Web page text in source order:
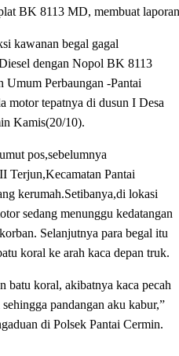
BK 8113 MD, membuat
kawanan begal gagal
dengan Nopol BK 8113
Umum Perbaungan -Pantai
motor tepatnya di dusun I Desa
Kamis(20/10).
pos,sebelumnya
Terjun,Kecamatan Pantai
kerumah.Setibanya,di lokasi
sedang menunggu kedatangan
Selanjutnya para begal itu
koral ke arah kaca depan truk.
batu koral, akibatnya kaca pecah
pandangan aku kabur,”
di Polsek Pantai Cermin.